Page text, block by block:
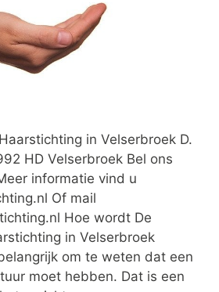
in Velserbroek D.
HD Velserbroek Bel ons
informatie vind u
Of mail
Hoe wordt De
in Velserbroek
om te weten dat een
moet hebben. Dat is een